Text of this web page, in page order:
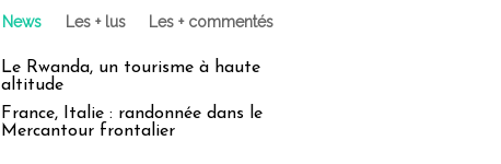
News Les + lus Les + commentés
Le Rwanda, un tourisme à haute
altitude
France, Italie : randonnée dans le
Mercantour frontalier